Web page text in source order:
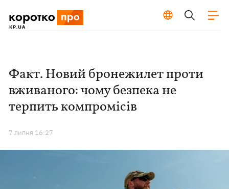
Факт. Новий бронежилет проти
вживаного: чому безпека не
терпить компромісів
7 липня 16:27